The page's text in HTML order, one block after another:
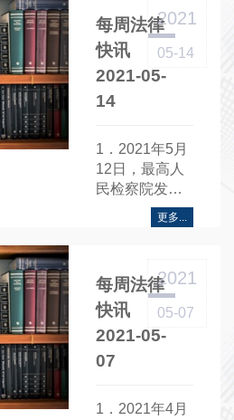
行政区相互执
行仲裁裁决的
补充安排》相
关事项的公
每周法律
快讯
2021-05-
14
2021
05-14
1．2021年5月
12日，最高人
民检察院发布
工伤认定和工
伤保险类行政
更多...
每周法律
快讯
2021-05-
07
2021
05-07
1．2021年4月